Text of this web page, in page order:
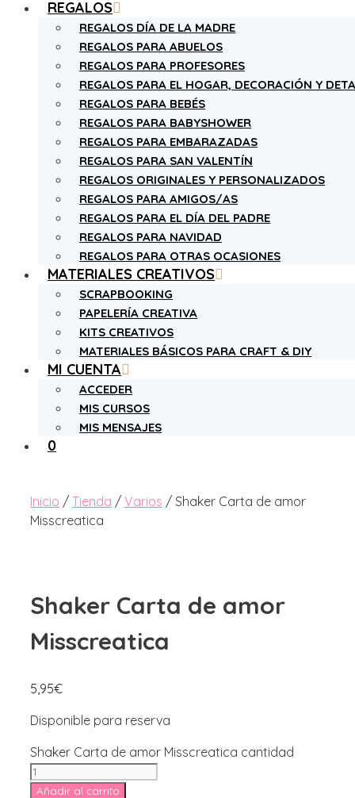
REGALOS
REGALOS DÍA DE LA MADRE
REGALOS PARA ABUELOS
REGALOS PARA PROFESORES
REGALOS PARA EL HOGAR, DECORACIÓN Y
REGALOS PARA BEBÉS
REGALOS PARA BABYSHOWER
REGALOS PARA EMBARAZADAS
REGALOS PARA SAN VALENTÍN
REGALOS ORIGINALES Y PERSONALIZADOS
REGALOS PARA AMIGOS/AS
REGALOS PARA EL DÍA DEL PADRE
REGALOS PARA NAVIDAD
REGALOS PARA OTRAS OCASIONES
MATERIALES CREATIVOS
SCRAPBOOKING
PAPELERÍA CREATIVA
KITS CREATIVOS
MATERIALES BÁSICOS PARA CRAFT & DIY
MI CUENTA
ACCEDER
MIS CURSOS
MIS MENSAJES
0
Inicio / Tienda / Varios / Shaker Carta de amor
Misscreatica
Shaker Carta de amor
Misscreatica
5,95€
Disponible para reserva
Shaker Carta de amor Misscreatica cantidad
Añadir al carrito